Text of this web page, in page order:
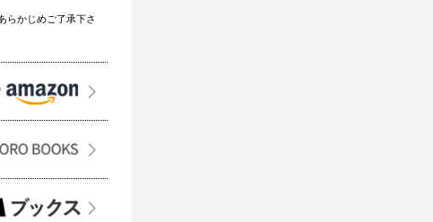
らかじめご了承下さ